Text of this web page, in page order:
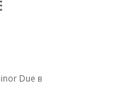
Due в